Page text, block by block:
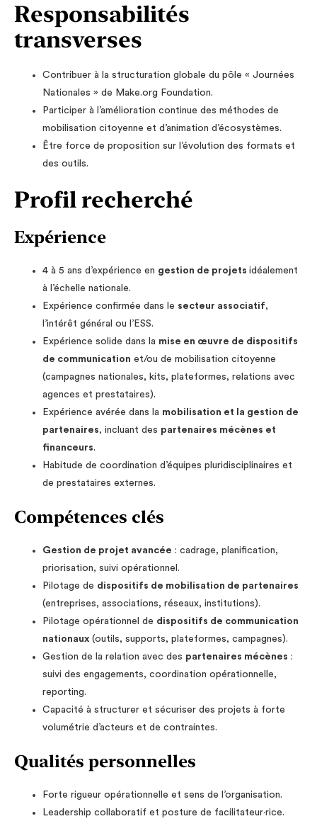
Responsabilités
transverses
Contribuer à la structuration globale du pôle « Journées
Nationales » de Make.org Foundation.
Participer à l’amélioration continue des méthodes de
mobilisation citoyenne et d’animation d’écosystèmes.
Être force de proposition sur l’évolution des formats et
des outils.
Profil recherché
Expérience
4 à 5 ans d’expérience en gestion de projets idéalement
à l’échelle nationale.
Expérience confirmée dans le secteur associatif,
l’intérêt général ou l’ESS.
Expérience solide dans la mise en œuvre de dispositifs
de communication et/ou de mobilisation citoyenne
(campagnes nationales, kits, plateformes, relations avec
agences et prestataires).
Expérience avérée dans la mobilisation et la gestion de
partenaires, incluant des partenaires mécènes et
financeurs.
Habitude de coordination d’équipes pluridisciplinaires et
de prestataires externes.
Compétences clés
Gestion de projet avancée : cadrage, planification,
priorisation, suivi opérationnel.
Pilotage de dispositifs de mobilisation de partenaires
(entreprises, associations, réseaux, institutions).
Pilotage opérationnel de dispositifs de communication
nationaux (outils, supports, plateformes, campagnes).
Gestion de la relation avec des partenaires mécènes :
suivi des engagements, coordination opérationnelle,
reporting.
Capacité à structurer et sécuriser des projets à forte
volumétrie d’acteurs et de contraintes.
Qualités personnelles
Forte rigueur opérationnelle et sens de l’organisation.
Leadership collaboratif et posture de facilitateur·rice.